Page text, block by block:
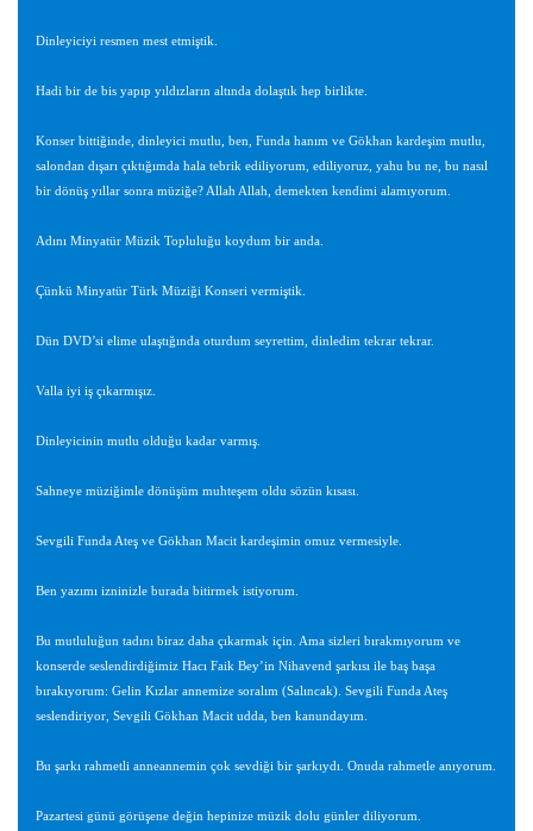
Dinleyiciyi resmen mest etmiştik.
Hadi bir de bis yapıp yıldızların altında dolaştık hep birlikte.
Konser bittiğinde, dinleyici mutlu, ben, Funda hanım ve Gökhan kardeşim mutlu,
salondan dışarı çıktığımda hala tebrik ediliyorum, ediliyoruz, yahu bu ne, bu nasıl
bir dönüş yıllar sonra müziğe? Allah Allah, demekten kendimi alamıyorum.
Adını Minyatür Müzik Topluluğu koydum bir anda.
Çünkü Minyatür Türk Müziği Konseri vermiştik.
Dün DVD’si elime ulaştığında oturdum seyrettim, dinledim tekrar tekrar.
Valla iyi iş çıkarmışız.
Dinleyicinin mutlu olduğu kadar varmış.
Sahneye müziğimle dönüşüm muhteşem oldu sözün kısası.
Sevgili Funda Ateş ve Gökhan Macit kardeşimin omuz vermesiyle.
Ben yazımı izninizle burada bitirmek istiyorum.
Bu mutluluğun tadını biraz daha çıkarmak için. Ama sizleri bırakmıyorum ve
konserde seslendirdiğimiz Hacı Faik Bey’in Nihavend şarkısı ile baş başa
bırakıyorum: Gelin Kızlar annemize soralım (Salıncak). Sevgili Funda Ateş
seslendiriyor, Sevgili Gökhan Macit udda, ben kanundayım.
Bu şarkı rahmetli anneannemin çok sevdiği bir şarkıydı. Onuda rahmetle anıyorum.
Pazartesi günü görüşene değin hepinize müzik dolu günler diliyorum.